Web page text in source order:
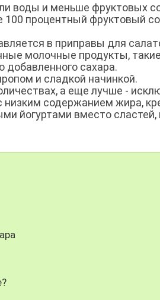
воды и меньше фруктовых
процентный фруктовый
в приправы для
молочные продукты,
добавленного сахара.
и сладкой начинкой.
а еще лучше -
содержанием жира,
йогуртами вместо